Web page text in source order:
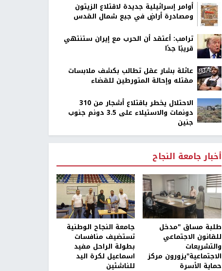
أوامر إسرائيلية جديدة لاقتلاع الزيتون
ومصادرة أراضٍ في جبع شمال القدس
ترامب: أعتقد أن الحرب مع إيران ستنتهي
قريبًا جدًا
عائلة بشار عقل تطالب بكشف ملابسات
مقتله وإحالة المتورطين للقضاء
الاحتلال يخطر باقتلاع أشجار من 310
دونمات والاستيلاء على 3.5 دونم جنوب
جنين
أخبار جامعة النجاح
طلبة مساق "مدخل
للقانون الاجتماعي
والتشريعات
الاجتماعية"يزورون مركز
حماية الأسرة
جامعة النجاح الوطنية
تستضيف منافسات
بطولة الراحل مفيد
اسماعيل لكرة اليد
للناشئين